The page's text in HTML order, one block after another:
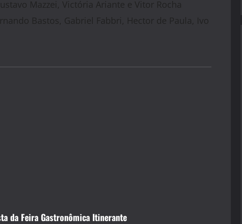
Mazzei, Victória Ariante e Vitor Rocha
Bastos, Gabriel Fabbri, Hector de Paula, Ivo
da Feira Gastronômica Itinerante